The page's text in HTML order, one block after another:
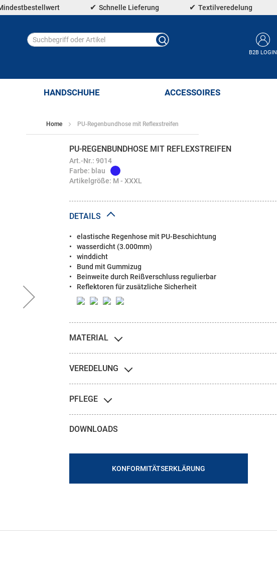
Schnelle Lieferung Textilveredelung
B2B LOGIN
HANDSCHUHE ACCESSOIRES
Home PU-Regenbundhose mit Reflexstreifen
PU-REGENBUNDHOSE MIT REFLEXSTREIFEN
Art.-Nr.: 9014
Farbe: blau
Artikelgröße: M - XXXL
DETAILS
elastische Regenhose mit PU-Beschichtung
wasserdicht (3.000mm)
winddicht
Bund mit Gummizug
Beinweite durch Reißverschluss regulierbar
Reflektoren für zusätzliche Sicherheit
MATERIAL
VEREDELUNG
PFLEGE
DOWNLOADS
KONFORMITÄTSERKLÄRUNG